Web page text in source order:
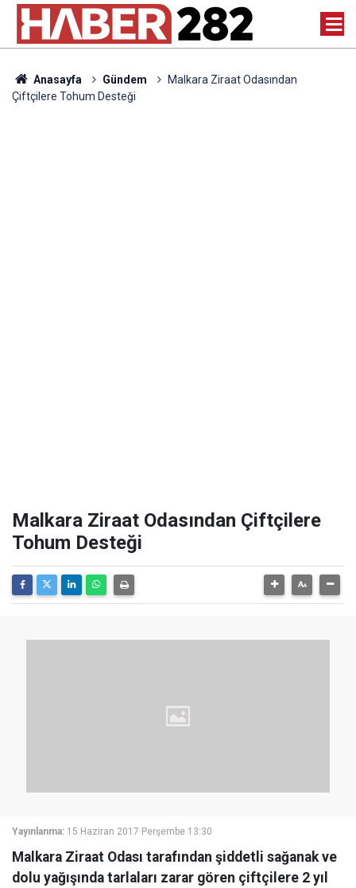
Anasayfa Gündem
Malkara Ziraat Odasından
Çiftçilere Tohum Desteği
Malkara Ziraat Odasından Çiftçilere
Tohum Desteği
Yayınlanma: 15 Haziran 2017 Perşembe 13:30
Malkara Ziraat Odası tarafından şiddetli sağanak ve
dolu yağışında tarlaları zarar gören çiftçilere 2 yıl